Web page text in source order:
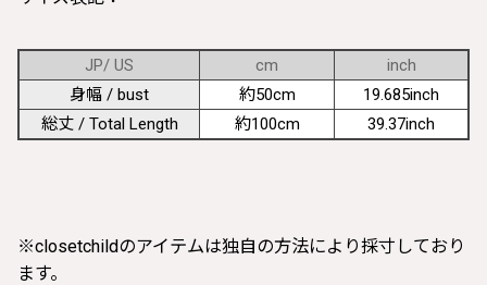
JP/ US cm
inch
身幅 / bust
約50cm
19.685inch
総丈 / Total Length
約100cm 39.37inch
※closetchildのアイテムは独自の方法により採寸しており
ます。